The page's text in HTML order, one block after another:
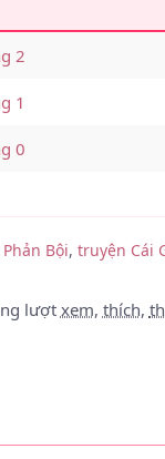
2
1
0
Bội,truyện Cái
lượt xem, thích,